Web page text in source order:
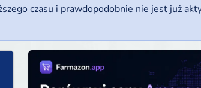
czasu i prawdopodobnie nie jest już